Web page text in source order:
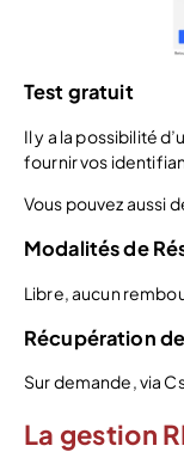
Test gratuit
Il y a la possibilité
fournir vos
Vous pouvez aussi
Modalités de
Libre, aucun
Récupération
Sur demande, via
La gestion